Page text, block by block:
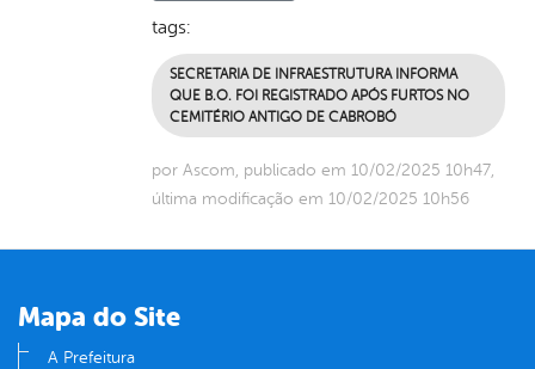
tags:
SECRETARIA DE INFRAESTRUTURA INFORMA
QUE B.O. FOI REGISTRADO APÓS FURTOS NO
CEMITÉRIO ANTIGO DE CABROBÓ
por Ascom, publicado em 10/02/2025 10h47,
última modificação em 10/02/2025 10h56
Mapa do Site
A Prefeitura